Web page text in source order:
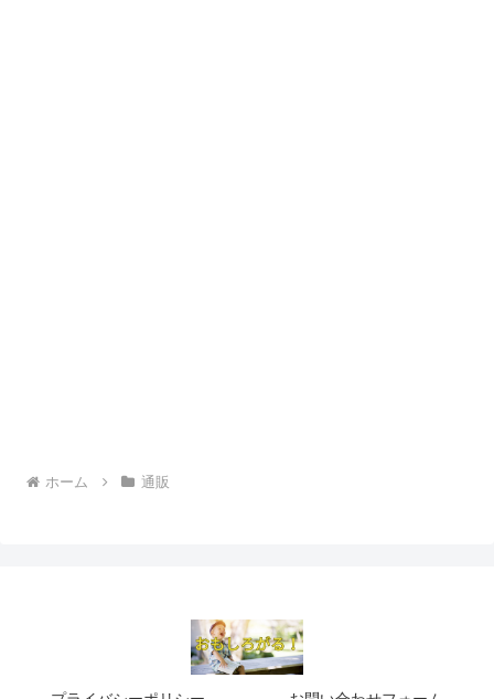
ホーム 通販